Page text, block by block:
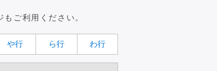
もご利用ください。
や行 ら行 わ行